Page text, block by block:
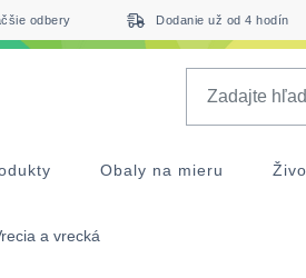
odbery Dodanie už od 4 hodín
Obaly na mieru
a vrecká